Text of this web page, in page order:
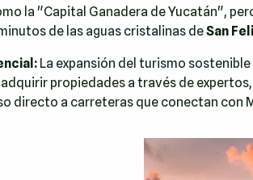
la "Capital Ganadera de Yucatán",
de las aguas cristalinas deSan
La expansión del turismo
propiedades a través de
directo a carreteras que conectan con